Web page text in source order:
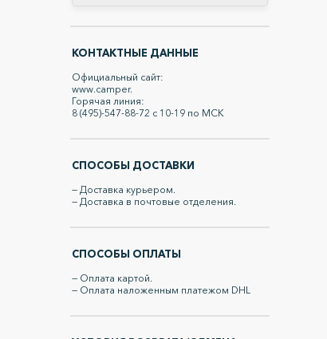
КОНТАКТНЫЕ ДАННЫЕ
Официальный сайт:
www.camper.
Горячая линия:
8 (495)-547-88-72 с 10-19 по МСК
СПОСОБЫ ДОСТАВКИ
— Доставка курьером.
— Доставка в почтовые отделения.
СПОСОБЫ ОПЛАТЫ
— Оплата картой.
— Оплата наложенным платежом DHL